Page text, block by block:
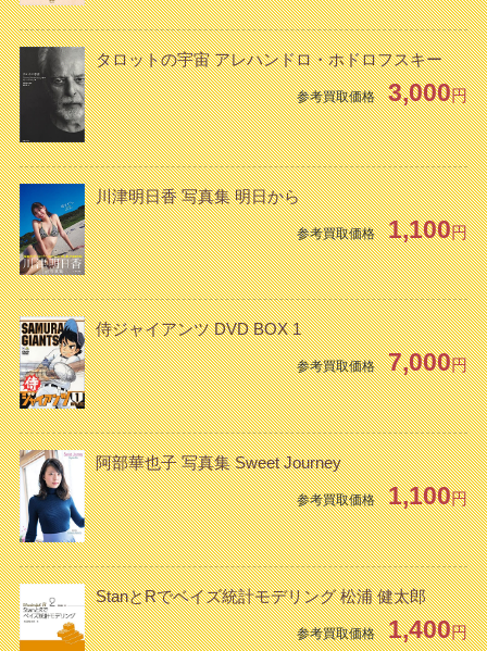
タロットの宇宙 アレハンドロ・ホドロフスキー
参考買取価格 3,000円
川津明日香 写真集 明日から
参考買取価格 1,100円
侍ジャイアンツ DVD BOX 1
参考買取価格 7,000円
阿部華也子 写真集 Sweet Journey
参考買取価格 1,100円
StanとRでベイズ統計モデリング 松浦 健太郎
参考買取価格 1,400円